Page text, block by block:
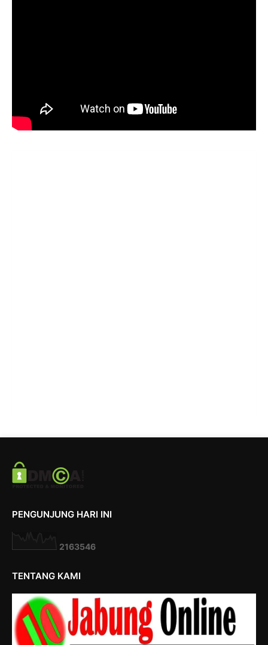
PENGUNJUNG HARI INI
2163546
TENTANG KAMI